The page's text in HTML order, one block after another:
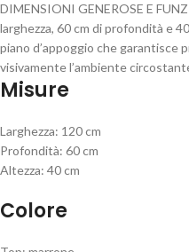
DIMENSIONI GENEROSE E
larghezza, 60 cm di profondità e
piano d’appoggio che garantisce
visivamente l’ambiente
Misure
Larghezza: 120 cm
Profondità: 60 cm
Altezza: 40 cm
Colore